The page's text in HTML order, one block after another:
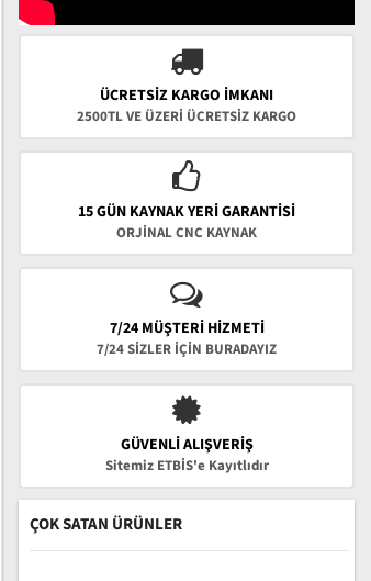
ÜCRETSIZ KARGO İMKANI
2500TL VE ÜZERİ ÜCRETSİZ KARGO
15 GÜN KAYNAK YERI GARANTISI
ORJİNAL CNC KAYNAK
7/24 MÜŞTERİ HİZMETİ
7/24 SİZLER İÇİN BURADAYIZ
GÜVENLI ALIŞVERIŞ
Sitemiz ETBİS'e Kayıtlıdır
ÇOK SATAN ÜRÜNLER